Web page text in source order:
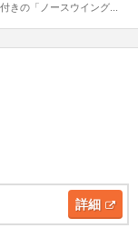
きの「ノースウイング...
詳細